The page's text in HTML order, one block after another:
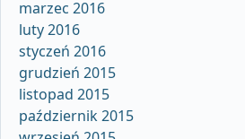
marzec 2016
luty 2016
styczeń 2016
grudzień 2015
listopad 2015
październik 2015